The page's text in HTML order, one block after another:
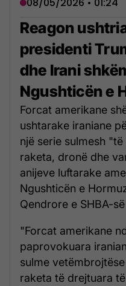
Reagon
presidenti
dhe Irani
Ngushticën e
Forcat amerikane
ushtarake iraniane
një serie sulmesh
raketa, dronë dhe
anijeve luftarake
Ngushticën e
Qendrore e SHBA-
"Forcat amerikane
paprovokuara
sulme
raketa të drejtuara